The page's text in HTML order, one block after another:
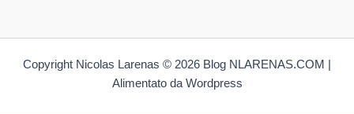
Copyright Nicolas Larenas © 2026 Blog NLARENAS.COM |
Alimentato da Wordpress